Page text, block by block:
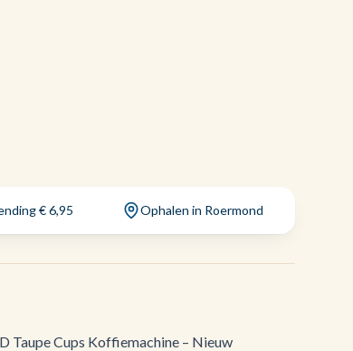
€ 6,95 Ophalen in Roermond
Taupe Cups Koffiemachine – Nieuw